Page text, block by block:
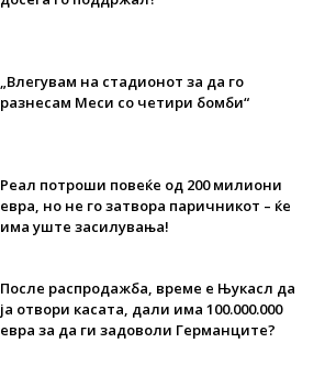
„Влегувам на стадионот за да го
разнесам Меси со четири бомби“
Реал потроши повеќе од 200 милиони
евра, но не го затвора паричникот – ќе
има уште засилувања!
После распродажба, време е Њукасл да
ја отвори касата, дали има 100.000.000
евра за да ги задоволи Германците?